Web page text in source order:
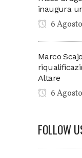
inaugura
6
Marco
Altare
6
FOLLOW